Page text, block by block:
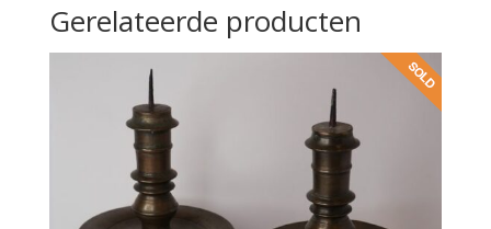
Gerelateerde producten